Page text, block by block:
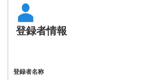
登録者情報
登録者名称